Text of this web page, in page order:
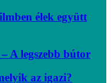
élek együtt
A legszebb bútor
az igazi?